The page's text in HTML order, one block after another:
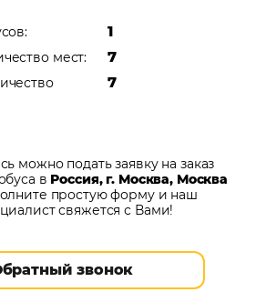
1
мест: 7
7
можно подать заявку на заказ
в Россия, г. Москва, Москва
простую форму и наш
свяжется с Вами!
звонок